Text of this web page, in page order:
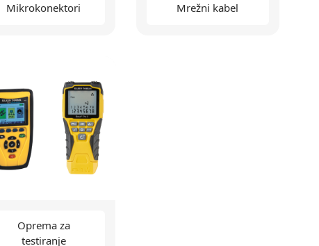
Mikrokonektori Mrežni kabel
Oprema za
testiranje